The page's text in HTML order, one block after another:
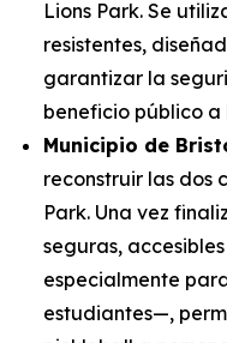
Lions Park. Se
resistentes,
garantizar la
beneficio público a
Municipio de
reconstruir las dos
Park. Una vez
seguras,
especialmente
estudiantes—,